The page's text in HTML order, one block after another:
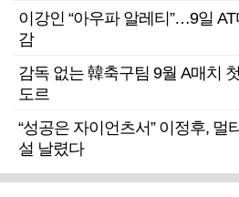
이강인 “아우파 알레티”…9일
감
감독 없는 韓축구팀 9월 A매치
도르
“성공은 자이언츠서” 이정후, 멀
설 날렸다